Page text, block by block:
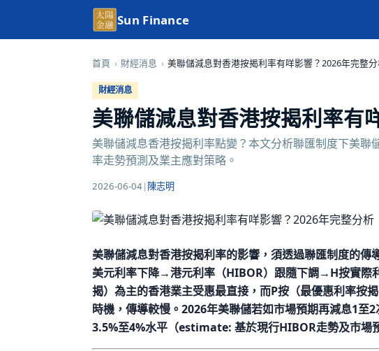
Sun Finance
首頁 › 財經消息 › 美聯儲減息對香港按揭利率有咩影響？2026年完整
財經消息
美聯儲減息對香港按揭利率有
美聯儲減息香港按揭利率點變？本文分析聯匯制度下美
率走勢預測及業主應對策略。
2026-06-04| 陳志明
美聯儲減息對香港按揭利率的影響，須透過聯匯制度的
美元利率下降→港元利率（HIBOR）跟隨下調→H按實際
揭）為主的香港業主受惠最直接，而P按（最優惠利率按
時機，傳導較慢。2026年美聯儲若如市場預期再減息1至
3.5%至4%水平（estimate: 基於現行HIBOR走勢及市場